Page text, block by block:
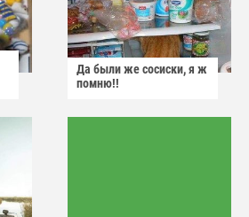
Да были же сосиски, я ж
помню!!